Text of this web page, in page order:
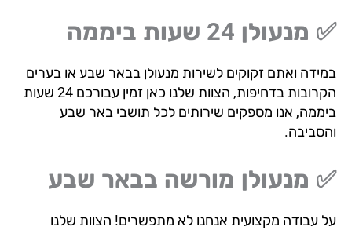
24 שעות ביממה
ואתם זקוקים לשירות מנעולן בבאר שבע או בערים
הקרובות בדחיפות, הצוות שלנו כאן זמין עבורכם 24 שעות
אנו מספקים שירותים לכל תושבי באר שבע
מנעולן מורשה בבאר שבע
עבודה מקצועית אנחנו לא מתפשרים! הצוות שלנו